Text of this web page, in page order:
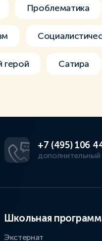
Проблематика
герой Сатира
+7 (495) 106
Школьная
Экстернат